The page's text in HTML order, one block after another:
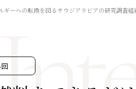
アクショ
国際会議
ギーへの転換を図るサウジアラビアの研究調査